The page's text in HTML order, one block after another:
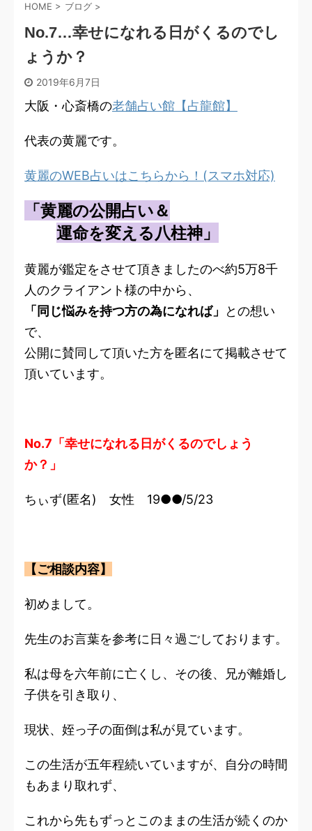
HOME > ブログ >
No.7…幸せになれる日がくるのでし
ょうか？
2019年6月7日
大阪・心斎橋の老舗占い館【占龍館】
代表の黄麗です。
黄麗のWEB占いはこちらから！(スマホ対応)
「黄麗の公開占い＆
運命を変える八柱神」
黄麗が鑑定をさせて頂きましたのべ約5万8千
人のクライアント様の中から、
「同じ悩みを持つ方の為になれば」
との想い
で、
公開に賛同して頂いた方を匿名にて掲載させて
頂いています。
No.7「幸せになれる日がくるのでしょう
か？」
ちぃず(匿名) 女性 19●●/5/23
【ご相談内容】
初めまして。
先生のお言葉を参考に日々過ごしております。
私は母を六年前に亡くし、その後、兄が離婚し
子供を引き取り、
現状、姪っ子の面倒は私が見ています。
この生活が五年程続いていますが、自分の時間
もあまり取れず、
これから先もずっとこのままの生活が続くのか